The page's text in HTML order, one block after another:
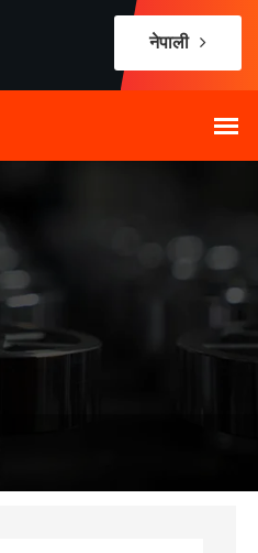
नेपाली